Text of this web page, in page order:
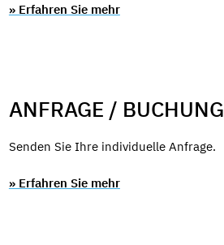
» Erfahren Sie mehr
ANFRAGE / BUCHUNG
Senden Sie Ihre individuelle Anfrage.
» Erfahren Sie mehr